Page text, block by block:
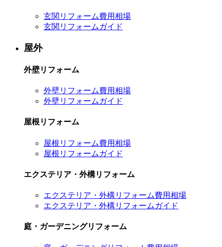
玄関リフォーム費用相場
玄関リフォームガイド
屋外
外壁リフォーム
外壁リフォーム費用相場
外壁リフォームガイド
屋根リフォーム
屋根リフォーム費用相場
屋根リフォームガイド
エクステリア・外構リフォーム
エクステリア・外構リフォーム費用相場
エクステリア・外構リフォームガイド
庭・ガーデニングリフォーム